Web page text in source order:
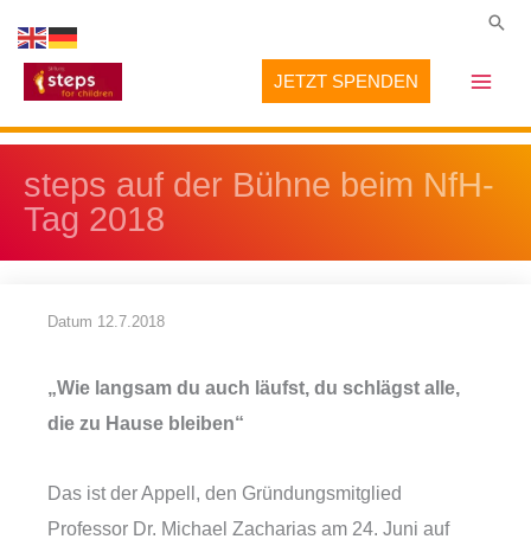
Inhalt
springen
JETZT SPENDEN
steps auf der Bühne beim NfH-
Tag 2018
Datum 12.7.2018
„Wie langsam du auch läufst, du schlägst alle,
die zu Hause bleiben“
Das ist der Appell, den Gründungsmitglied
Professor Dr. Michael Zacharias am 24. Juni auf